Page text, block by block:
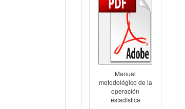
Manual
metodológico de la
operación
estadística